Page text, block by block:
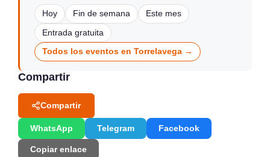
Hoy Fin de semana Este mes
Entrada gratuita
Todos los eventos en Torrelavega →
Compartir
Compartir
WhatsApp Telegram Facebook
Copiar enlace